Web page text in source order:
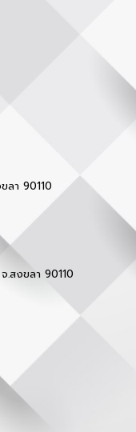
า 90110
สงขลา 90110